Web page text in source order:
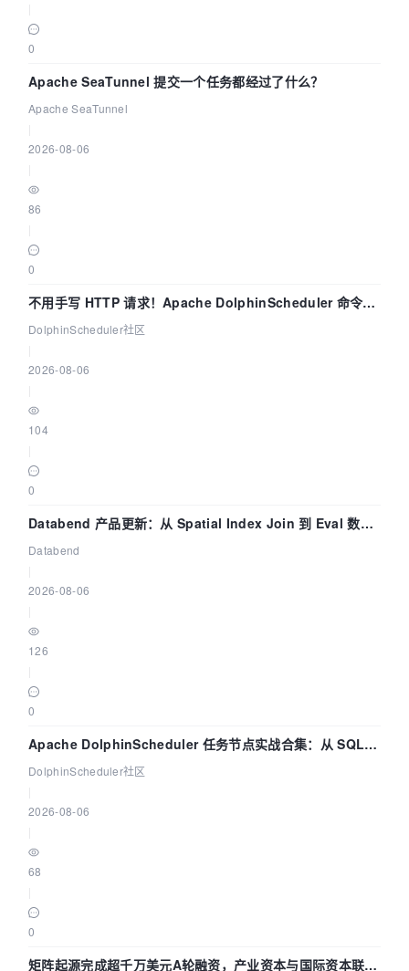
0
Apache SeaTunnel 提交一个任务都经过了什么？
Apache SeaTunnel
2026-08-06
86
0
不用手写 HTTP 请求！Apache DolphinScheduler 命令行
dsctl 两分钟上手
DolphinScheduler社区
2026-08-06
104
0
Databend 产品更新：从 Spatial Index Join 到 Eval 数据
管道
Databend
2026-08-06
126
0
Apache DolphinScheduler 任务节点实战合集：从 SQL、
DataX 到 Spark、Flink 一次配置全打通
DolphinScheduler社区
2026-08-06
68
0
矩阵起源完成超千万美元A轮融资，产业资本与国际资本联手